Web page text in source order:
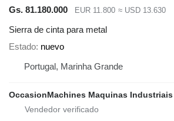
Gs. 81.180.000
EUR 11.800 ≈ USD 13.630
Sierra de cinta para metal
Estado nuevo
Portugal, Marinha Grande
OccasionMachines Maquinas Industriais